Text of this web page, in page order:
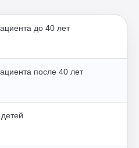
до 40 лет
после 40 лет